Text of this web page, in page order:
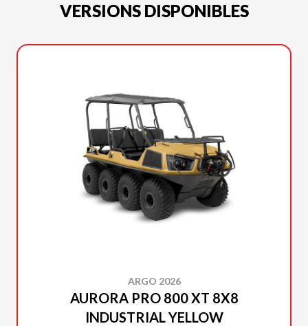
VERSIONS DISPONIBLES
ARGO 2026
AURORA PRO 800 XT 8X8
INDUSTRIAL YELLOW